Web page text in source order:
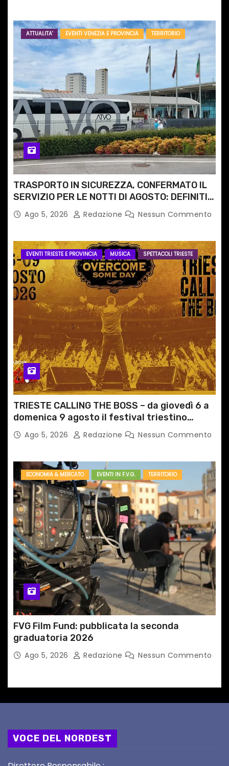
ATTUALITA' EVENTI VENEZIA E PROVINCIA TERRITORIO
TRASPORTO IN SICUREZZA, CONFERMATO IL
SERVIZIO PER LE NOTTI DI AGOSTO: DEFINITI
PERCORSI, FERMATE E ORARIO
Ago 5, 2026 Redazione Nessun Commento
EVENTI TRIESTE E PROVINCIA MUSICA SPETTACOLI TRIESTE
TRIESTE CALLING THE BOSS – da giovedì 6 a
domenica 9 agosto il festival triestino
dedicato a Springsteen
Ago 5, 2026 Redazione Nessun Commento
ECONOMIA & MERCATO EVENTI IN F.V.G. TERRITORIO
FVG Film Fund: pubblicata la seconda
graduatoria 2026
Ago 5, 2026 Redazione Nessun Commento
VOCE DEL NORDEST